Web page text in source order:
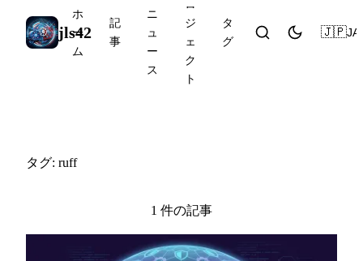
jls42
ホ
ー
ム
記
事
ニ
ュ
ー
ス
ロ
ジ
ェ
ク
ト
タ
グ
🇯🇵JA
タグ: ruff
1 件の記事